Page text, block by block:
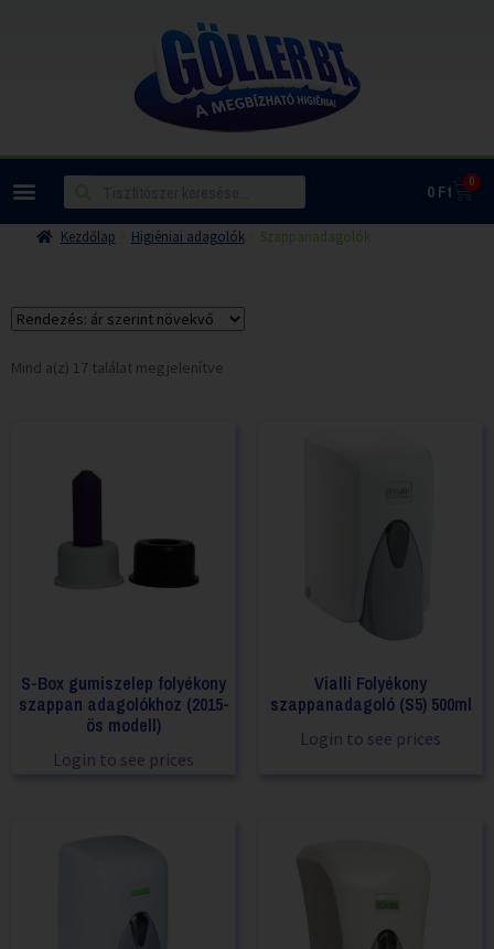
0Ft 0
Kezdőlap Higiéniai adagolók Szappanadagolók
Mind a(z) 17 találat megjelenítve
S-Box gumiszelep folyékony
szappan adagolókhoz (2015-
ös modell)
Login to see prices
Vialli Folyékony
szappanadagoló (S5) 500ml
Login to see prices